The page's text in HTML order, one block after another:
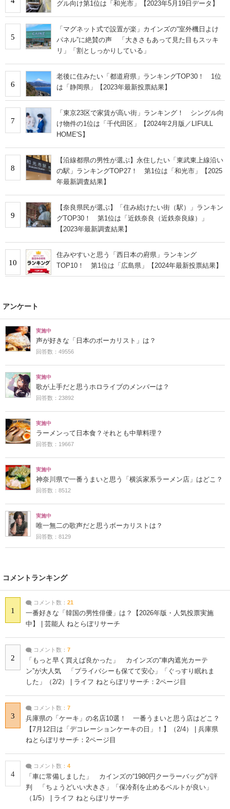
グル向け第1位は「和光市」【2023年5月19日データ】
5
「マグネット式で設置が楽」カインズの“室外機日よけ
パネル”に絶賛の声 「大きさもあって見た目もスッキ
リ」「割としっかりしている」
6
老後に住みたい「都道府県」ランキングTOP30！ 1位
は「静岡県」【2023年最新投票結果】
7
「東京23区で家賃が高い街」ランキング！ シングル向
け物件の1位は「千代田区」【2024年2月版／LIFULL
HOME'S】
8
【沿線都県の男性が選ぶ】永住したい「東武東上線沿い
の駅」ランキングTOP27！ 第1位は「和光市」【2025
年最新調査結果】
9
【奈良県民が選ぶ】「住み続けたい街（駅）」ランキン
グTOP30！ 第1位は「近鉄奈良（近鉄奈良線）」
【2023年最新調査結果】
10
住みやすいと思う「西日本の府県」ランキング
TOP10！ 第1位は「広島県」【2024年最新投票結果】
アンケート
実施中
声が好きな「日本のボーカリスト」は？
回答数：49556
実施中
歌が上手だと思うホロライブのメンバーは？
回答数：23892
実施中
ラーメンって日本食？それとも中華料理？
回答数：19667
実施中
神奈川県で一番うまいと思う「横浜家系ラーメン店」はどこ？
回答数：8512
実施中
唯一無二の歌声だと思うボーカリストは？
回答数：8129
コメントランキング
1
コメント数： 21
一番好きな「韓国の男性俳優」は？【2026年版・人気投票実施
中】 | 芸能人 ねとらぼリサーチ
2
コメント数： 7
「もっと早く買えば良かった」 カインズの“車内遮光カーテ
ン”が大人気 「プライバシーも保てて安心」「ぐっすり眠れま
した」（2/2） | ライフ ねとらぼリサーチ：2ページ目
3
コメント数： 7
兵庫県の「ケーキ」の名店10選！ 一番うまいと思う店はどこ？
【7月12日は「デコレーションケーキの日」！】（2/4） | 兵庫県
ねとらぼリサーチ：2ページ目
4
コメント数： 4
「車に常備しました」 カインズの“1980円クーラーバッグ”が評
判 「ちょうどいい大きさ」「保冷剤を止めるベルトが良い」
（1/5） | ライフ ねとらぼリサーチ